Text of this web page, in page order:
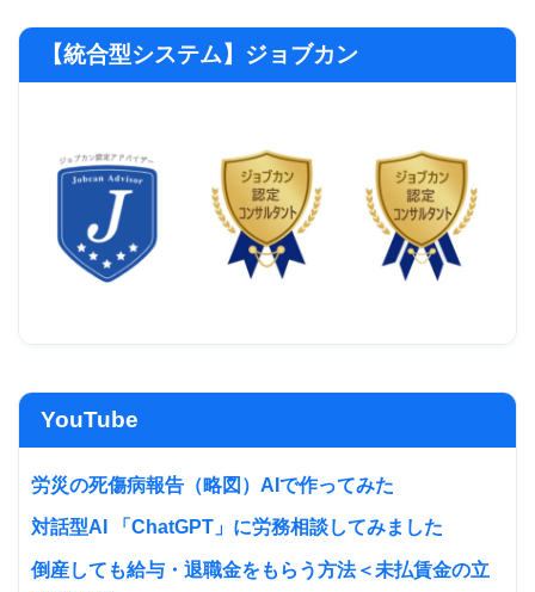
【統合型システム】ジョブカン
YouTube
労災の死傷病報告（略図）AIで作ってみた
対話型AI 「ChatGPT」に労務相談してみました
倒産しても給与・退職金をもらう方法＜未払賃金の立